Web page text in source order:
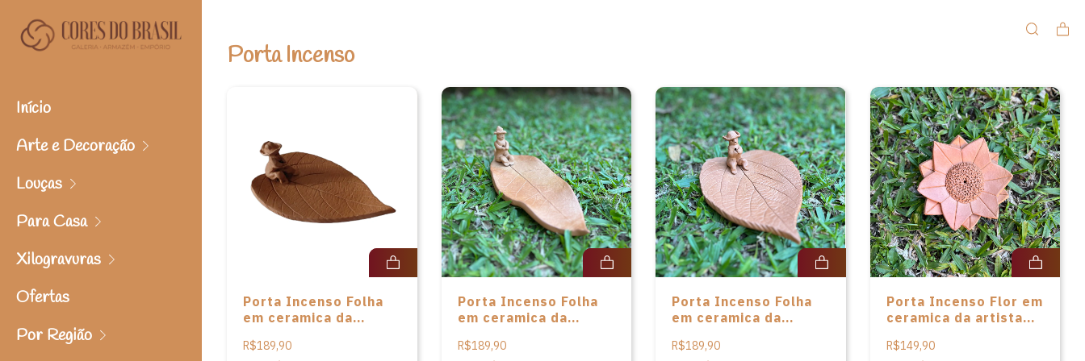
Início
Arte e Decoração
Louças
Para Casa
Xilogravuras
Ofertas
Por Região
Porta Incenso
Porta Incenso Folha
em ceramica da
R$189,90
Porta Incenso Folha
em ceramica da
R$189,90
Porta Incenso Folha
em ceramica da
R$189,90
Porta Incenso Flor em
ceramica da artista
R$149,90